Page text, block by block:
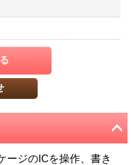
ージのICを操作、書き